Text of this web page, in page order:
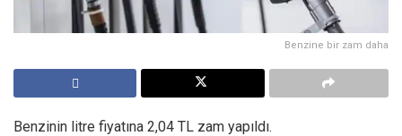
Benzine bir zam daha
Benzinin litre fiyatına 2,04 TL zam yapıldı.